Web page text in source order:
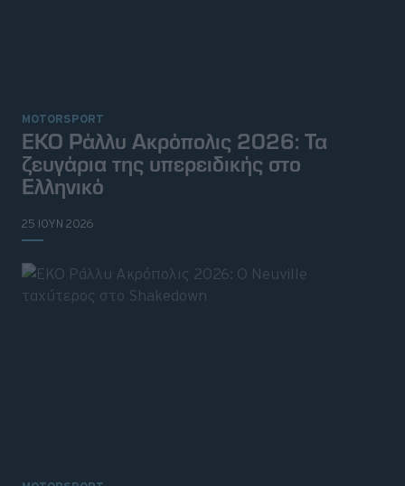
MOTORSPORT
ΕΚΟ Ράλλυ Ακρόπολις 2026: Τα
ζευγάρια της υπερειδικής στο
Ελληνικό
25 ΙΟΥΝ 2026